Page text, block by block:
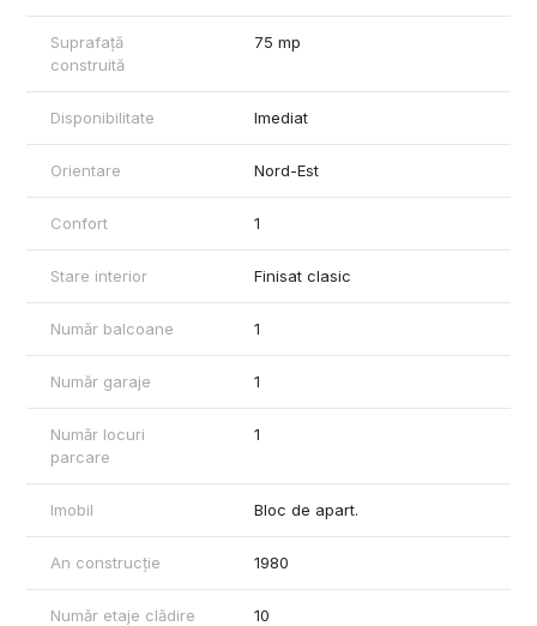
Suprafață
construită
75 mp
Disponibilitate Imediat
Orientare Nord-Est
Confort 1
Stare interior Finisat clasic
Număr balcoane 1
Număr garaje 1
Număr locuri
parcare
1
Imobil Bloc de apart.
An construcție 1980
Număr etaje clădire 10